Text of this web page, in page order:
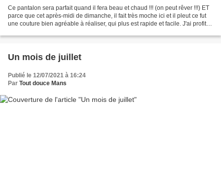
Ce pantalon sera parfait quand il fera beau et chaud !!! (on peut rêver !!!) ET
parce que cet après-midi de dimanche, il fait très moche ici et il pleut ce fut
une couture bien agréable à réaliser, qui plus est rapide et facile. J'ai profité
Un mois de juillet
Publié le 12/07/2021 à 16:24
Par Tout douce Mans